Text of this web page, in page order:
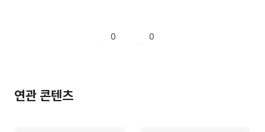
0 0
연관 콘텐츠